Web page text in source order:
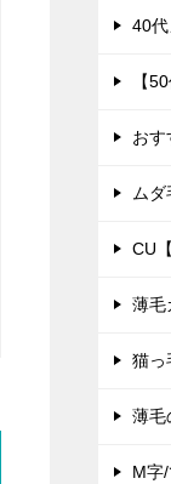
40
【
おす
ム
CU
薄毛
猫っ
薄毛
M字